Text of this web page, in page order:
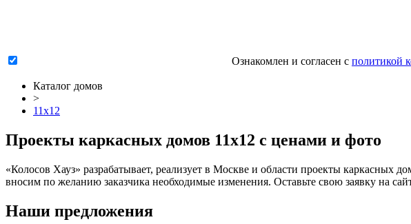
Ознакомлен и согласен с политикой
Каталог домов
>
11х12
Проекты каркасных домов 11х12 с ценами и фото
«Колосов Хауз» разрабатывает, реализует в Москве и области проекты каркасных
вносим по желанию заказчика необходимые изменения. Оставьте свою заявку на
Наши предложения